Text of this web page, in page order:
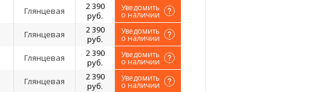
Глянцевая
2 390
руб.
Уведомить
о наличии
Глянцевая
2 390
руб.
Уведомить
о наличии
Глянцевая
2 390
руб.
Уведомить
о наличии
Глянцевая
2 390
руб.
Уведомить
о наличии